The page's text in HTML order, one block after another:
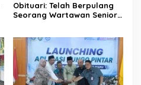
Obituari: Telah Berpulang
Seorang Wartawan Senior